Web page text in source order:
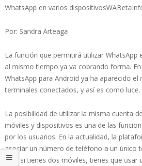
WhatsApp en varios
Por: Sandra Arteaga
La función que permitirá utilizar WhatsApp
al mismo tiempo ya va cobrando forma.
WhatsApp para Android ya ha aparecido el
terminales conectados, y así es como luce.
La posibilidad de utilizar la misma cuenta
móviles y dispositivos es una de las
por los usuarios. En la actualidad, la
asociar un número de teléfono a un único
que, si tienes dos móviles, tienes que usar